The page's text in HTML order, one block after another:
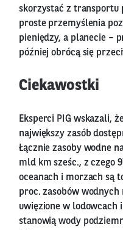
skorzystać z transportu
proste przemyślenia
pieniędzy, a planecie –
później obrócą się
Ciekawostki
Eksperci PIG wskazali,
największy zasób
Łącznie zasoby wodne
mld km sześc., z czego
oceanach i morzach są
proc. zasobów
uwięzione w lodowcach
stanowią wody